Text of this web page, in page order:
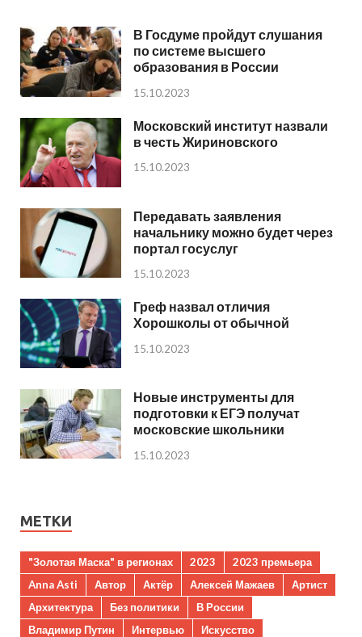
В Госдуме пройдут слушания
по системе высшего
образования в России
15.10.2023
Московский институт назвали
в честь Жириновского
15.10.2023
Передавать заявления
начальнику можно будет через
портал госуслуг
15.10.2023
Греф назвал отличия
Хорошколы от обычной
15.10.2023
Новые инструменты для
подготовки к ЕГЭ получат
московские школьники
15.10.2023
МЕТКИ
"Золотая Маска" в регионах 2023
2023 премьера
Anna Asti
Автор Актёр Алексей Мажаев
Артист
Архитектура
Без политики
В России
Владимир Путин
Интервью
Искусство